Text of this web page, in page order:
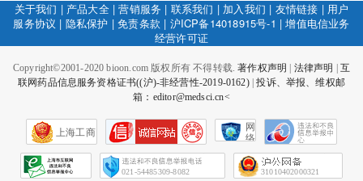
关于我们 | 产品大全|营销服务 | 联系我们 | 加入我们 | 友情链接 | 用户
服务协议 | 隐私保护 |免责条款 | 沪ICP备14018915号-1 |增值电信业务
经营许可证
Copyright©2001-2020 bioon.com 版权所有 不得转载.著作权声明 法律声明
互
联网药品信息服务资格证书((沪)-非经营性-2019-0162)|投诉、举报、维权邮
箱：editor@medsci.cn<
上海工商
网
络
会
征
021-54485309-8082 31010402000321